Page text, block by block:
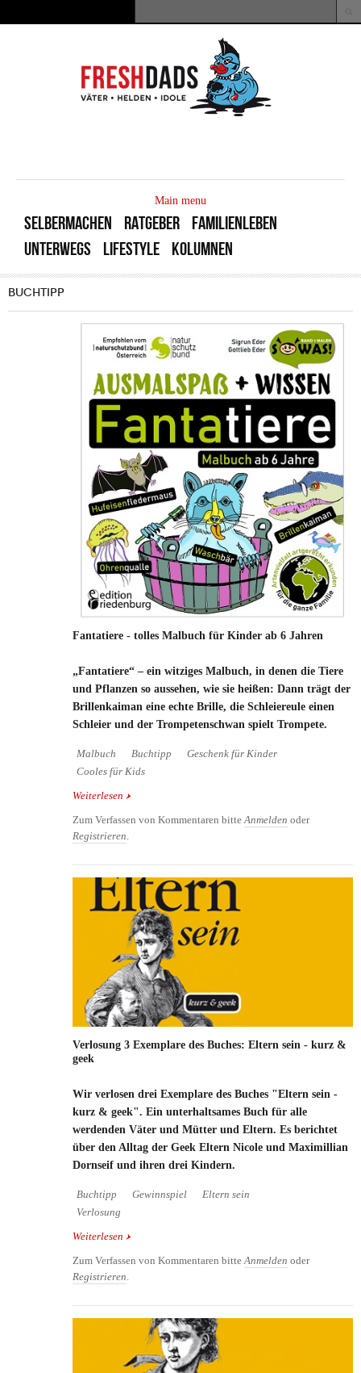
Suchformular
Main menu
SELBERMACHEN RATGEBER
FAMILIENLEBEN
UNTERWEGS
LIFESTYLE KOLUMNEN
BUCHTIPP
Fantatiere - tolles Malbuch für Kinder ab 6 Jahren
„Fantatiere“ – ein witziges Malbuch, in denen die Tiere
und Pflanzen so aussehen, wie sie heißen: Dann trägt der
Brillenkaiman eine echte Brille, die Schleiereule einen
Schleier und der Trompetenschwan spielt Trompete.
Malbuch Buchtipp
Geschenk für Kinder
Cooles für Kids
Weiterlesen über Fantatiere - tolles Malbuch für Kinder ab 6
Zum Verfassen von Kommentaren bitteAnmelden oder
Registrieren.
Verlosung 3 Exemplare des Buches: Eltern sein - kurz &
geek
Wir verlosen drei Exemplare des Buches "Eltern sein -
kurz & geek". Ein unterhaltsames Buch für alle
werdenden Väter und Mütter und Eltern. Es berichtet
über den Alltag der Geek Eltern Nicole und Maximillian
Dornseif und ihren drei Kindern.
Buchtipp Gewinnspiel
Eltern sein
Verlosung
Weiterlesen über Verlosung 3 Exemplare des Buches: Eltern sein
Zum Verfassen von Kommentaren bitte Anmelden oder
Registrieren